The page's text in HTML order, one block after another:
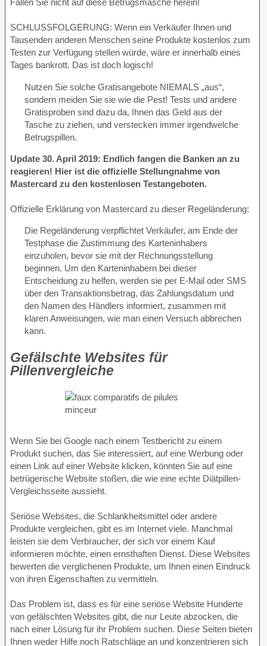
Fallen Sie nicht auf diese Betrugsmasche herein!
SCHLUSSFOLGERUNG: Wenn ein Verkäufer Ihnen und
Tausenden anderen Menschen seine Produkte kostenlos zum
Testen zur Verfügung stellen würde, wäre er innerhalb eines
Tages bankrott. Das ist doch logisch!
Nutzen Sie solche Gratisangebote NIEMALS „aus“,
sondern meiden Sie sie wie die Pest! Tests und andere
Gratisproben sind dazu da, Ihnen das Geld aus der
Tasche zu ziehen, und verstecken immer irgendwelche
Betrugspillen.
Update 30. April 2019: Endlich fangen die Banken an zu
reagieren! Hier ist die offizielle Stellungnahme von
Mastercard zu den kostenlosen Testangeboten.
Offizielle Erklärung von Mastercard zu dieser Regeländerung:
Die Regeländerung verpflichtet Verkäufer, am Ende der
Testphase die Zustimmung des Karteninhabers
einzuholen, bevor sie mit der Rechnungsstellung
beginnen. Um den Karteninhabern bei dieser
Entscheidung zu helfen, werden sie per E-Mail oder SMS
über den Transaktionsbetrag, das Zahlungsdatum und
den Namen des Händlers informiert, zusammen mit
klaren Anweisungen, wie man einen Versuch abbrechen
kann.
Gefälschte Websites für
Pillenvergleiche
Wenn Sie bei Google nach einem Testbericht zu einem
Produkt suchen, das Sie interessiert, auf eine Werbung oder
einen Link auf einer Website klicken, könnten Sie auf eine
betrügerische Website stoßen, die wie eine echte Diätpillen-
Vergleichsseite aussieht.
Seriöse Websites, die Schlankheitsmittel oder andere
Produkte vergleichen, gibt es im Internet viele. Manchmal
leisten sie dem Verbraucher, der sich vor einem Kauf
informieren möchte, einen ernsthaften Dienst. Diese Websites
bewerten die verglichenen Produkte, um Ihnen einen Eindruck
von ihren Eigenschaften zu vermitteln.
Das Problem ist, dass es für eine seriöse Website Hunderte
von gefälschten Websites gibt, die nur Leute abzocken, die
nach einer Lösung für ihr Problem suchen. Diese Seiten bieten
Ihnen weder Hilfe noch Ratschläge an und konzentrieren sich